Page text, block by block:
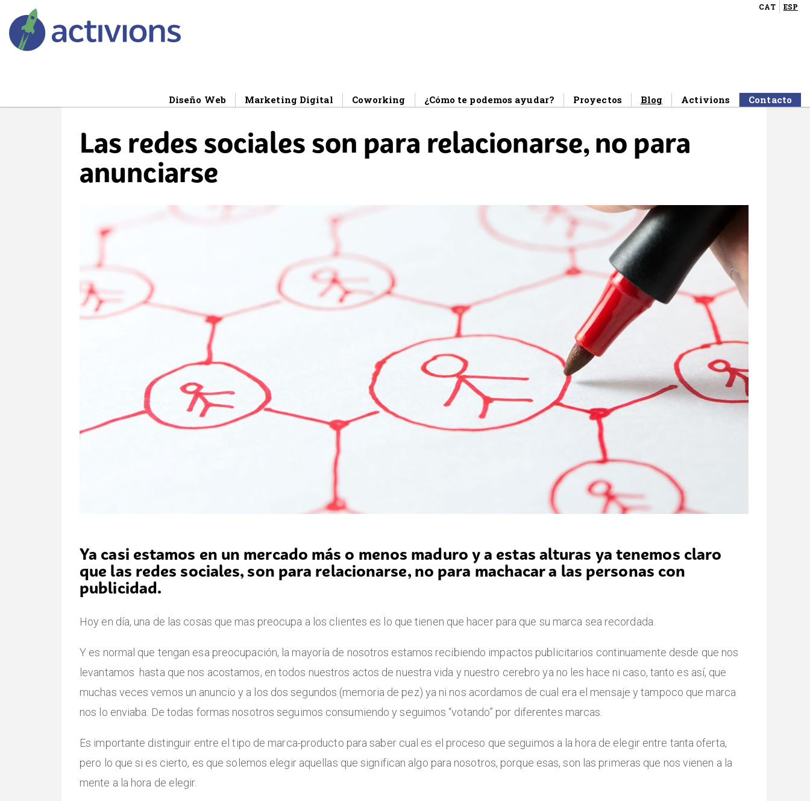
CAT ESP
Main
ES
Diseño Web Marketing Digital Coworking ¿Cómo te podemos ayudar? Proyectos Blog Activions Contacto
Las redes sociales son para relacionarse, no para
anunciarse
Ya casi estamos en un mercado más o menos maduro y a estas alturas ya tenemos claro
que las redes sociales, son para relacionarse, no para machacar a las personas con
publicidad.
Hoy en día, una de las cosas que mas preocupa a los clientes es lo que tienen que hacer para que su marca sea recordada.
Y es normal que tengan esa preocupación, la mayoría de nosotros estamos recibiendo impactos publicitarios continuamente desde que nos
levantamos hasta que nos acostamos, en todos nuestros actos de nuestra vida y nuestro cerebro ya no les hace ni caso, tanto es así, que
muchas veces vemos un anuncio y a los dos segundos (memoria de pez) ya ni nos acordamos de cual era el mensaje y tampoco que marca
nos lo enviaba. De todas formas nosotros seguimos consumiendo y seguimos “votando” por diferentes marcas.
Es importante distinguir entre el tipo de marca-producto para saber cual es el proceso que seguimos a la hora de elegir entre tanta oferta,
pero lo que si es cierto, es que solemos elegir aquellas que significan algo para nosotros, porque esas, son las primeras que nos vienen a la
mente a la hora de elegir.